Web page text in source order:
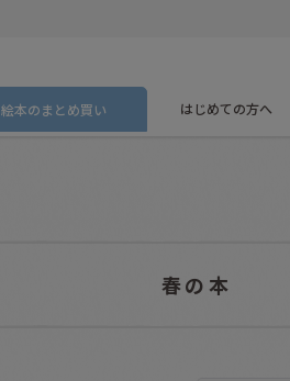
絵本のまとめ買い はじめての方へ
春の本